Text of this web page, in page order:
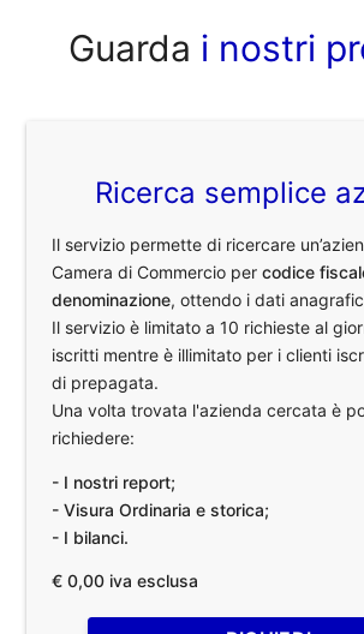
Guarda i nostri
Ricerca semplice
Il servizio permette di ricercare
Camera di Commercio percodice
denominazione, ottendo i dati
Il servizio è limitato a 10 richieste al
iscritti mentre è illimitato per i clienti
di prepagata.
Una volta trovata l'azienda cercata è
richiedere:
- I nostri report;
- Visura Ordinaria e storica;
- I bilanci.
€ 0,00 iva esclusa